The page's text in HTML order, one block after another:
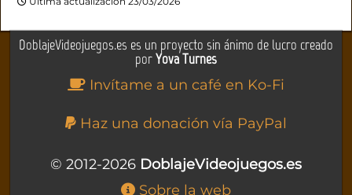
DoblajeVideojuegos.es es un proyecto sin ánimo de lucro creado
porYova Turnes
Invítame a un café en Ko-Fi
Haz una donación vía PayPal
© 2012-2026 DoblajeVideojuegos.es
Sobre la web